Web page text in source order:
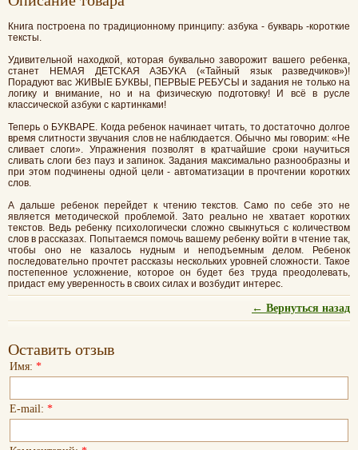
Книга построена по традиционному принципу: азбука - букварь -короткие
тексты.
Удивительной находкой, которая буквально заворожит вашего ребенка,
станет НЕМАЯ ДЕТСКАЯ АЗБУКА («Тайный язык разведчиков»)!
Порадуют вас ЖИВЫЕ БУКВЫ, ПЕРВЫЕ РЕБУСЫ и задания не только на
логику и внимание, но и на физическую подготовку! И всё в русле
классической азбуки с картинками!
Теперь о БУКВАРЕ. Когда ребенок начинает читать, то достаточно долгое
время слитности звучания слов не наблюдается. Обычно мы говорим: «Не
сливает слоги». Упражнения позволят в кратчайшие сроки научиться
сливать слоги без пауз и запинок. Задания максимально разнообразны и
при этом подчинены одной цели - автоматизации в прочтении коротких
слов.
А дальше ребенок перейдет к чтению текстов. Само по себе это не
является методической проблемой. Зато реально не хватает коротких
текстов. Ведь ребенку психологически сложно свыкнуться с количеством
слов в рассказах. Попытаемся помочь вашему ребенку войти в чтение так,
чтобы оно не казалось нудным и неподъемным делом. Ребенок
последовательно прочтет рассказы нескольких уровней сложности. Такое
постепенное усложнение, которое он будет без труда преодолевать,
придаст ему уверенность в своих силах и возбудит интерес.
← Вернуться назад
Оставить отзыв
Имя: *
E-mail: *